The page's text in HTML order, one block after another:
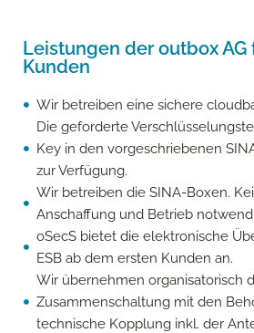
Leistungen der outbox AG
Kunden
Wir betreiben eine sichere
Die geforderte
Key in den vorgeschriebenen
zur Verfügung.
Wir betreiben die SINA-Boxen.
Anschaffung und Betrieb
oSecS bietet die elektronische
ESB ab dem ersten Kunden an.
Wir übernehmen organisatorisch
Zusammenschaltung mit den
technische Kopplung inkl. der